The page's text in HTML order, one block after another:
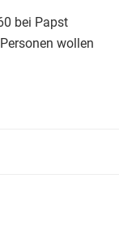
bei Papst
wollen